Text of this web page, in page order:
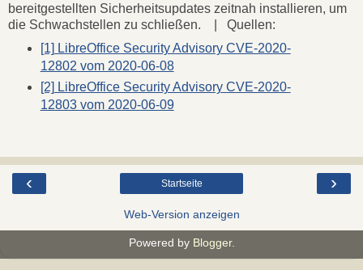
bereitgestellten Sicherheitsupdates zeitnah installieren, um
die Schwachstellen zu schließen. | Quellen:
[1] LibreOffice Security Advisory CVE-2020-
12802 vom 2020-06-08
[2] LibreOffice Security Advisory CVE-2020-
12803 vom 2020-06-09
‹ ›
Startseite
Web-Version anzeigen
Powered by Blogger.